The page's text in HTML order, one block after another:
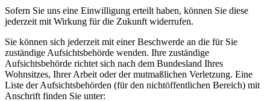
Sofern Sie uns eine Einwilligung erteilt haben, können Sie diese
jederzeit mit Wirkung für die Zukunft widerrufen.
Sie können sich jederzeit mit einer Beschwerde an die für Sie
zuständige Aufsichtsbehörde wenden. Ihre zuständige
Aufsichtsbehörde richtet sich nach dem Bundesland Ihres
Wohnsitzes, Ihrer Arbeit oder der mutmaßlichen Verletzung. Eine
Liste der Aufsichtsbehörden (für den nichtöffentlichen Bereich) mit
Anschrift finden Sie unter: